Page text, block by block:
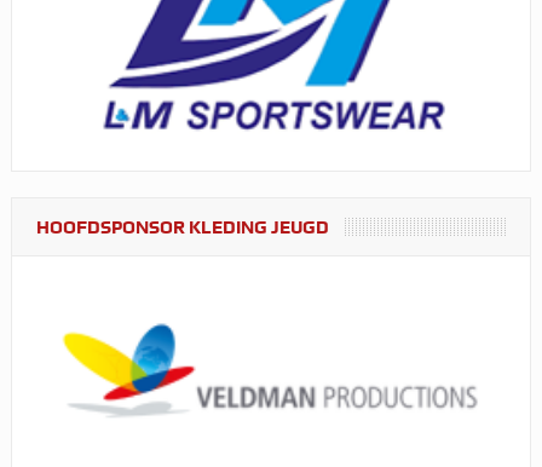
HOOFDSPONSOR KLEDING JEUGD